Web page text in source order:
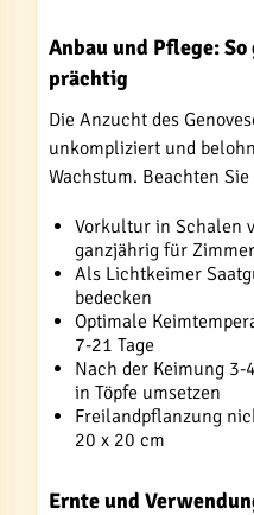
Anbau und Pflege:
prächtig
Die Anzucht des
unkompliziert und
Wachstum. Beachten
Vorkultur in Schalen
ganzjährig für
Als Lichtkeimer
bedecken
Optimale
7-21 Tage
Nach der Keimung
in Töpfe umsetzen
Freilandpflanzung
20 x 20 cm
Ernte und